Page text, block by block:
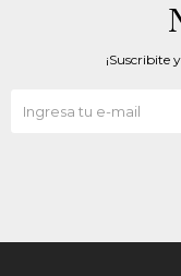
¡Suscribite